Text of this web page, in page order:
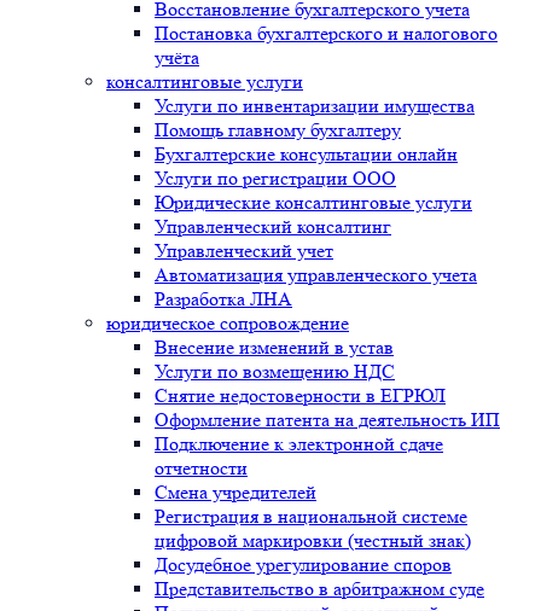
Восстановление бухгалтерского учета
Постановка бухгалтерского и налогового
учёта
консалтинговые услуги
Услуги по инвентаризации имущества
Помощь главному бухгалтеру
Бухгалтерские консультации онлайн
Услуги по регистрации ООО
Юридические консалтинговые услуги
Управленческий консалтинг
Управленческий учет
Автоматизация управленческого учета
Разработка ЛНА
юридическое сопровождение
Внесение изменений в устав
Услуги по возмещению НДС
Снятие недостоверности в ЕГРЮЛ
Оформление патента на деятельность ИП
Подключение к электронной сдаче
отчетности
Смена учредителей
Регистрация в национальной системе
цифровой маркировки (честный знак)
Досудебное урегулирование споров
Представительство в арбитражном суде